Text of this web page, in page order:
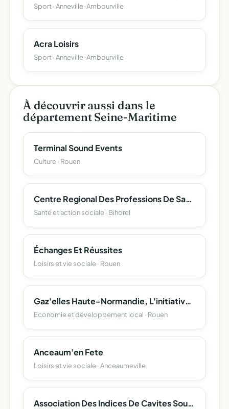
Sport · Anneville-Ambourville
Acra Loisirs
Sport · Anneville-Ambourville
À découvrir aussi dans le
département Seine-Maritime
Terminal Sound Events
Culture · Rouen
Centre Regional Des Professions De Sante - Crps De Region Haute Normandie
Santé et action sociale · Bihorel
Échanges Et Réussites
Loisirs et vie sociale · Rouen
Gaz'elles Haute-Normandie, L'initiative Au Feminin
Economie et développement local · Rouen
Anceaum'en Fete
Loisirs et vie sociale · Anceaumeville
Association Des Indices De Cavites Souterraines N°11 Et 87 De La Rue De La Cazerie